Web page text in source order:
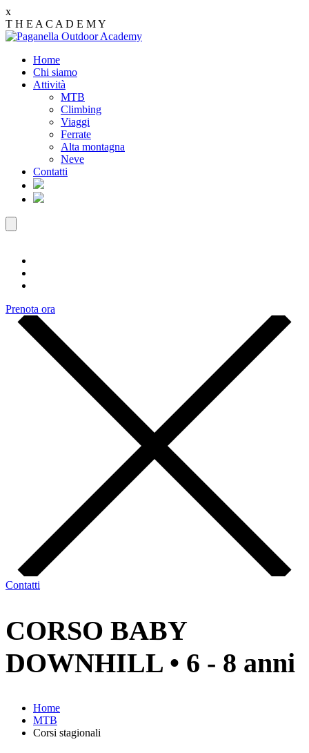
x
T H E A C A D E MY
Home
Chi siamo
Attività
MTB
Climbing
Viaggi
Ferrate
Alta montagna
Neve
Contatti
Prenota ora
Contatti
CORSO BABY
DOWNHILL • 6 - 8 anni
Home
MTB
Corsi stagionali